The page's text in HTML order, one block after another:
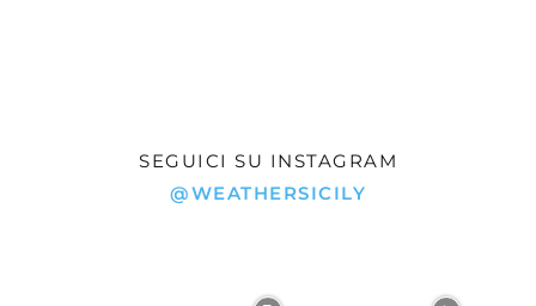
SEGUICI SU INSTAGRAM
@WEATHERSICILY